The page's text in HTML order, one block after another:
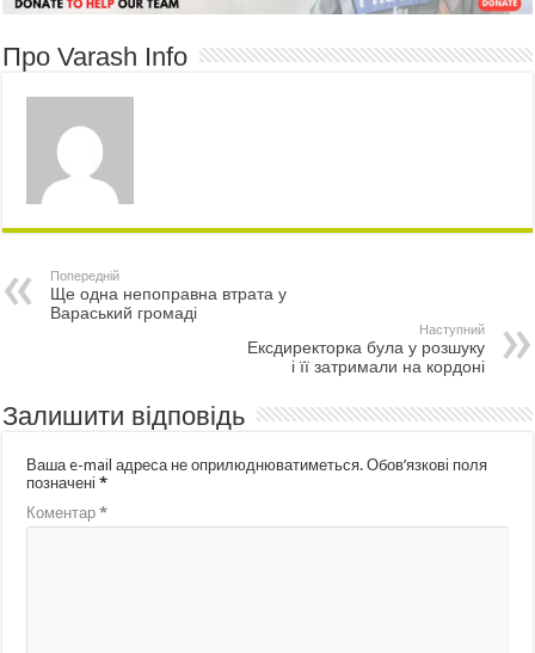
Про Varash Info
Попередній
Ще одна непоправна втрата у
Вараський громаді
Наступний
Ексдиректорка була у розшуку
і її затримали на кордоні
Залишити відповідь
Ваша e-mail адреса не оприлюднюватиметься. Обов’язкові поля
позначені*
Коментар*